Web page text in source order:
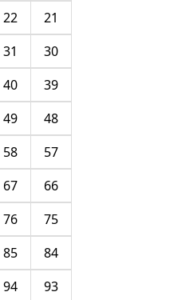
21
22
30
31
39
40
48
49
57
58
66
67
75
76
84
85
93
94